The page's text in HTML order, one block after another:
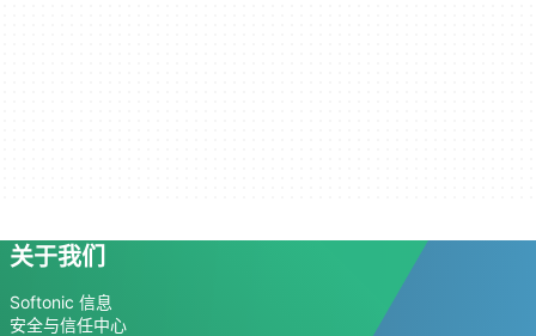
关于我们
Softonic 信息
安全与信任中心